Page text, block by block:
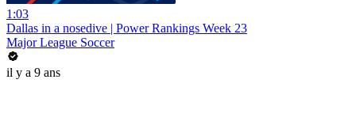
1:03
Dallas in a nosedive | Power Rankings Week 23
Major League Soccer
il y a 9 ans